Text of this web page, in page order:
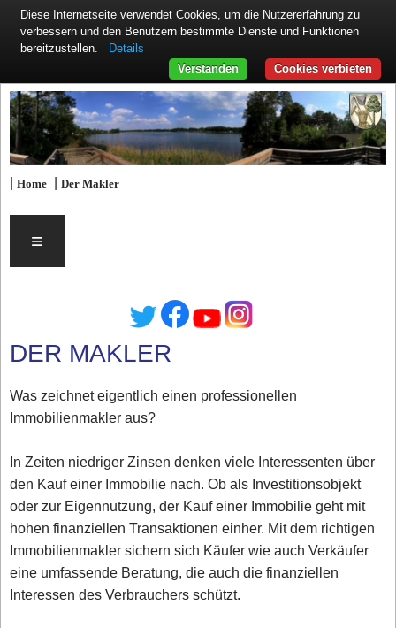
|Home |Der Makler
≡
DER MAKLER
Was zeichnet eigentlich einen professionellen
Immobilienmakler aus?
In Zeiten niedriger Zinsen denken viele Interessenten über
den Kauf einer Immobilie nach. Ob als Investitionsobjekt
oder zur Eigennutzung, der Kauf einer Immobilie geht mit
hohen finanziellen Transaktionen einher. Mit dem richtigen
Immobilienmakler sichern sich Käufer wie auch Verkäufer
eine umfassende Beratung, die auch die finanziellen
Interessen des Verbrauchers schützt.
Diese Internetseite verwendet Cookies, um die Nutzererfahrung zu
verbessern und den Benutzern bestimmte Dienste und Funktionen
bereitzustellen.
Details
Cookies verbieten
Verstanden